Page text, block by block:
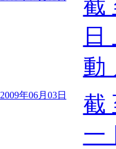
截
日
動
2009年06月03日
截
一